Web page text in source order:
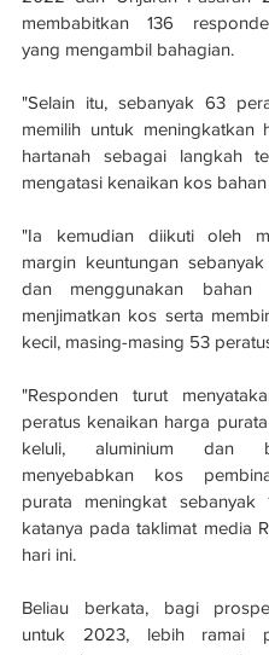
membabitkan 136
yang mengambil bahagian.
"Selain itu, sebanyak 63
memilih untuk meningkatkan
hartanah sebagai langkah
mengatasi kenaikan kos bahan
"Ia kemudian diikuti oleh
margin keuntungan
dan menggunakan bahan
menjimatkan kos serta
kecil, masing-masing 53
"Responden turut
peratus kenaikan harga
keluli, aluminium dan
menyebabkan kos
purata meningkat sebanyak
katanya pada taklimat media
hari ini.
Beliau berkata, bagi
untuk 2023, lebih ramai